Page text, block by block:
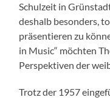
Schulzeit in
deshalb besonders,
präsentieren zu
in Music“ möchten
Perspektiven der
Trotz der 1957